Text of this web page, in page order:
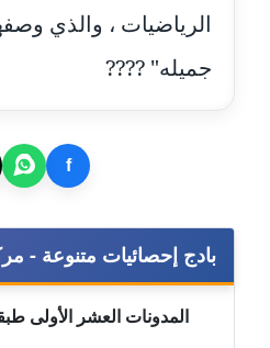
مدونة تسنيم فضالي
مدونة ثائر دالي
مدونة جاد كريم
عاملة
مدونة جلال الخطيب
الرياضيات ، والذي
جميله" ????
f
بادج إحصائيات متنوعة -
المدونات العشر الأولى